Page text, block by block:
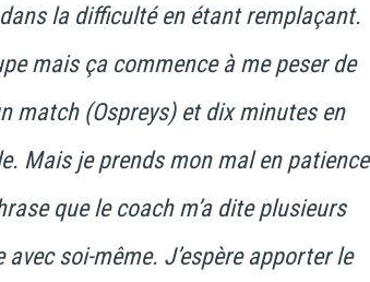
la difficulté en étant remplaçant.
mais ça commence à me peser de
match (Ospreys) et dix minutes en
Mais je prends mon mal en patience
que le coach m’a dite plusieurs
avec soi-même. J’espère apporter le